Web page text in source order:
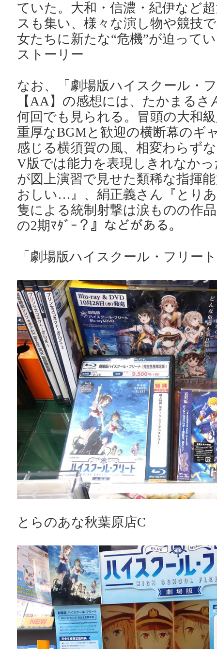
ていた。大和・信濃・紀伊など
スも集い、様々な演し物や競技
女たちに新たな“危機”が迫って
ストーリー
なお、「劇場版ハイスクール・
【AA】の感想には、たかまるさ
何回でも見られる。冒頭の大和
重厚なBGMと歓迎の横断幕のギ
感じる横須賀の風、相変わらず
V版では能力を表現しきれなか
が図上演習で見せた類稀な指揮
おしい…』、絹正義さん『とり
隻による統制射撃は涙ものの作
の2期ﾏﾀﾞｰ？』などがある。
「劇場版ハイスクール・フリー
とらのあな秋葉原店C